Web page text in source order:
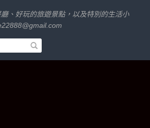
、好玩的旅遊景點，以及特別的生活小